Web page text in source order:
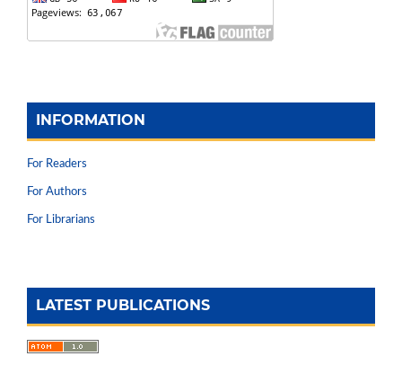
INFORMATION
For Readers
For Authors
For Librarians
LATEST PUBLICATIONS